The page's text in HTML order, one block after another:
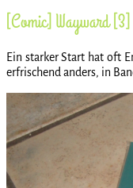
[Comic] Wayward [3]
Ein starker Start hat oft
erfrischend anders, in